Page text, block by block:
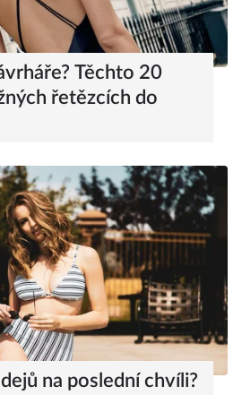
Těchto 20
řetězcích do
na poslední chvíli?